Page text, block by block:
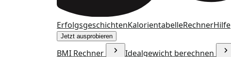
ErfolgsgeschichtenKalorientabelleRechnerHilfe
Jetzt ausprobieren
BMI Rechner Idealgewicht berechnen